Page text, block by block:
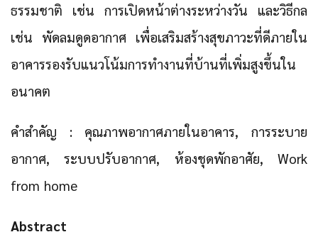
ธรรมชาติ เช่น การเปิดหน้าต่างระหว่างวัน และวิธีกล
เช่น พัดลมดูดอากาศ เพื่อเสริมสร้างสุขภาวะที่ดีภายใน
อาคารรองรับแนวโน้มการทำงานที่บ้านที่เพิ่มสูงขึ้นใน
อนาคต
คำสำคัญ : คุณภาพอากาศภายในอาคาร, การระบาย
อากาศ, ระบบปรับอากาศ, ห้องชุดพักอาศัย, Work
from home
Abstract